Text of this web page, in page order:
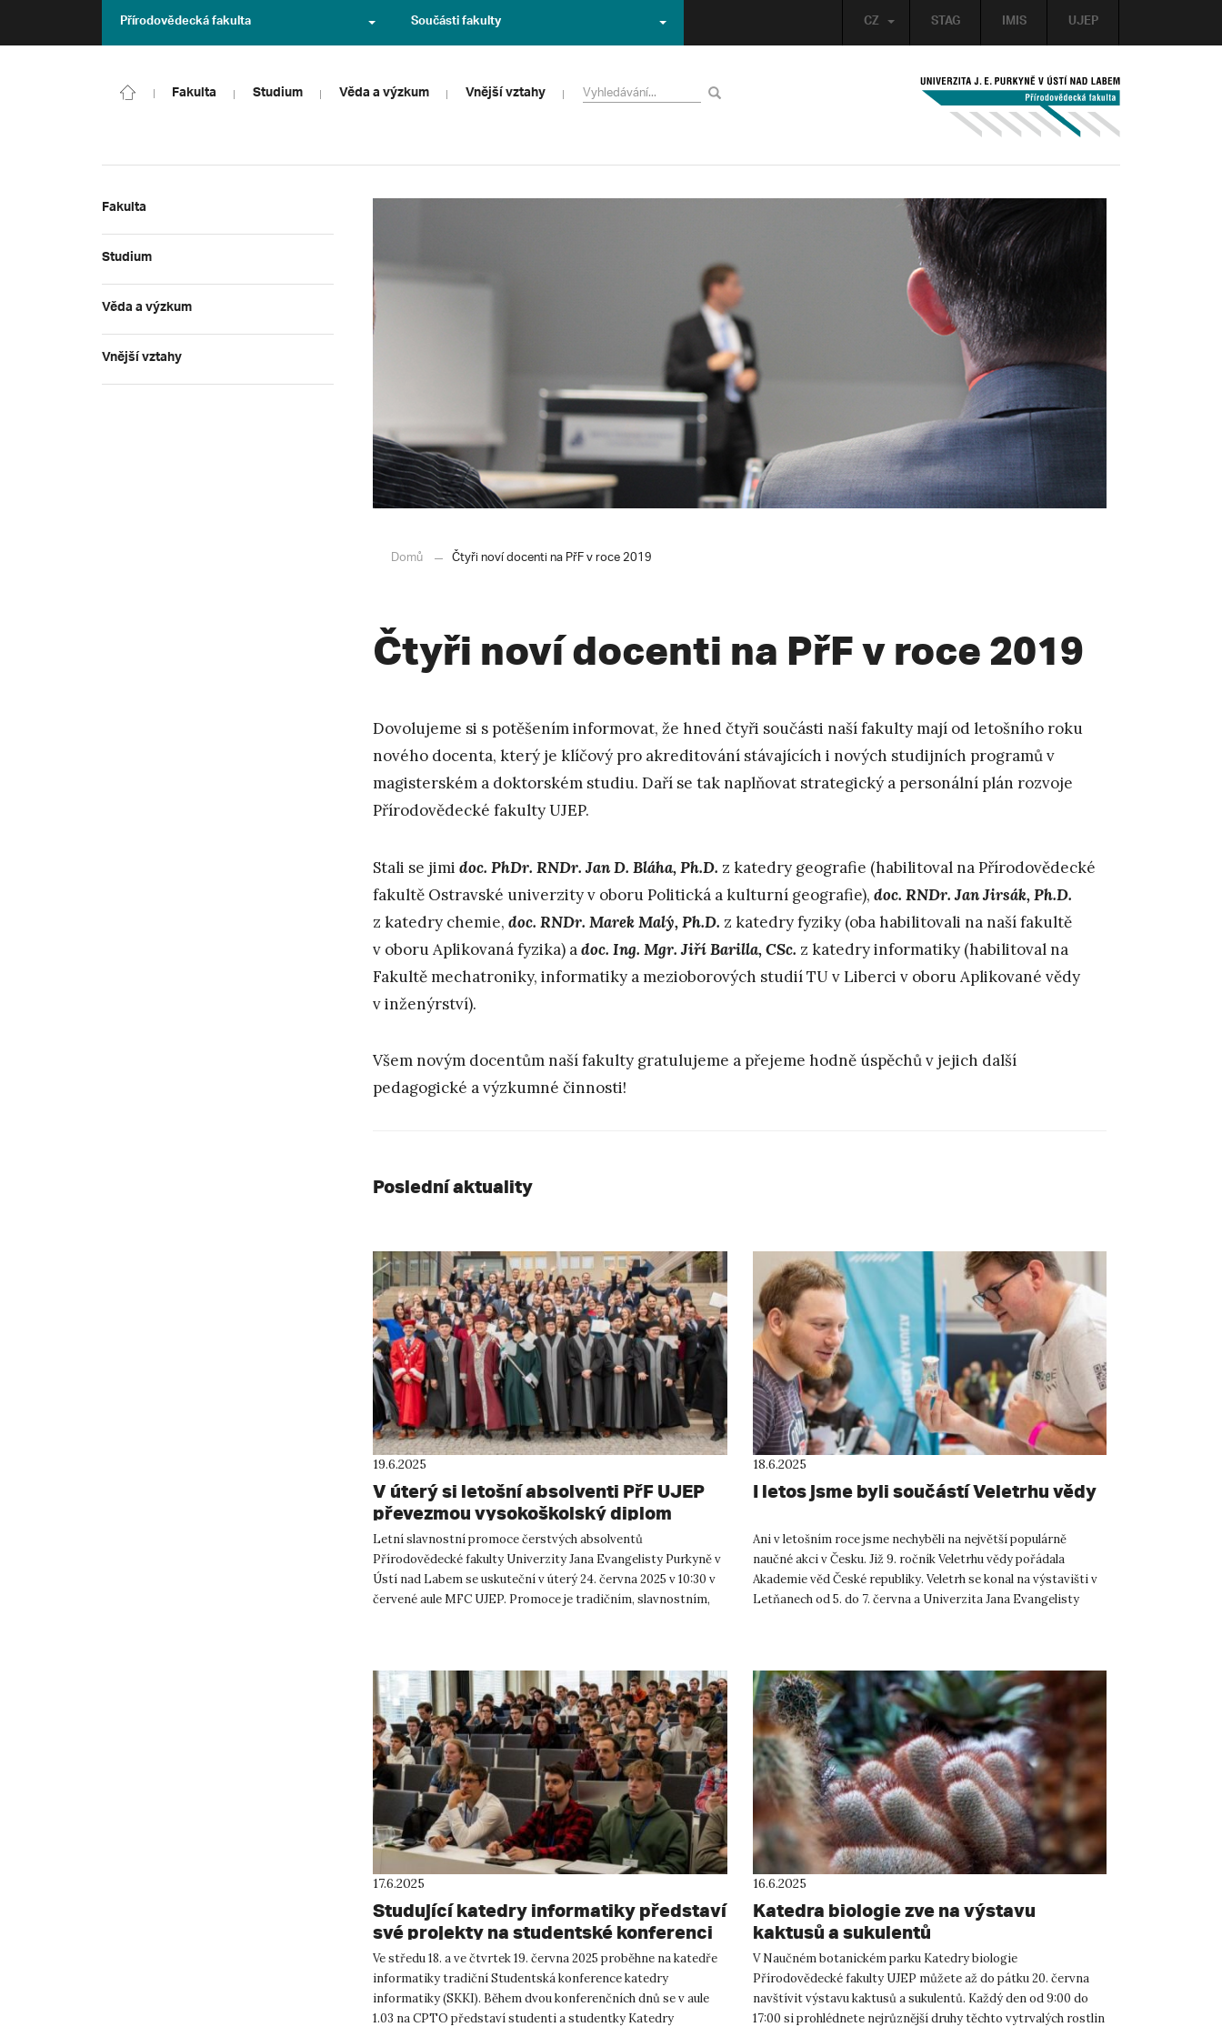
STAG IMIS UJEP
CZ
Přírodovědecká fakulta Součásti fakulty
Fakulta Studium Věda a výzkum Vnější vztahy
Fakulta
Studium
Věda a výzkum
Vnější vztahy
Domů Čtyři noví docenti na PřF v roce 2019
Čtyři noví docenti na PřF v roce 2019
Dovolujeme si s potěšením informovat, že hned čtyři součásti naší fakulty mají od letošního roku
nového docenta, který je klíčový pro akreditování stávajících i nových studijních programů v
magisterském a doktorském studiu. Daří se tak naplňovat strategický a personální plán rozvoje
Přírodovědecké fakulty UJEP.
Stali se jimi doc. PhDr. RNDr. Jan D. Bláha, Ph.D. z katedry geografie (habilitoval na Přírodovědecké
fakultě Ostravské univerzity v oboru Politická a kulturní geografie), doc. RNDr. Jan Jirsák, Ph.D.
z katedry chemie, doc. RNDr. Marek Malý, Ph.D. z katedry fyziky (oba habilitovali na naší fakultě
v oboru Aplikovaná fyzika) adoc. Ing. Mgr. Jiří Barilla, CSc. z katedry informatiky (habilitoval na
Fakultě mechatroniky, informatiky a mezioborových studií TU v Liberci v oboru Aplikované vědy
v inženýrství).
Všem novým docentům naší fakulty gratulujeme a přejeme hodně úspěchů v jejich další
pedagogické a výzkumné činnosti!
Poslední aktuality
19.6.2025
V úterý si letošní absolventi PřF UJEP
převezmou vysokoškolský diplom
Letní slavnostní promoce čerstvých absolventů
Přírodovědecké fakulty Univerzity Jana Evangelisty Purkyně v
Ústí nad Labem se uskuteční v úterý 24. června 2025 v 10:30 v
červené aule MFC UJEP. Promoce je tradičním, slavnostním,
18.6.2025
I letos jsme byli součástí Veletrhu vědy
Ani v letošním roce jsme nechyběli na největší populárně
naučné akci v Česku. Již 9. ročník Veletrhu vědy pořádala
Akademie věd České republiky. Veletrh se konal na výstavišti v
Letňanech od 5. do 7. června a Univerzita Jana Evangelisty
17.6.2025
Studující katedry informatiky představí
své projekty na studentské konferenci
Ve středu 18. a ve čtvrtek 19. června 2025 proběhne na katedře
informatiky tradiční Studentská konference katedry
informatiky (SKKI). Během dvou konferenčních dnů se v aule
1.03 na CPTO představí studenti a studentky Katedry
16.6.2025
Katedra biologie zve na výstavu
kaktusů a sukulentů
V Naučném botanickém parku Katedry biologie
Přírodovědecké fakulty UJEP můžete až do pátku 20. června
navštívit výstavu kaktusů a sukulentů. Každý den od 9:00 do
17:00 si prohlédnete nejrůznější druhy těchto vytrvalých rostlin